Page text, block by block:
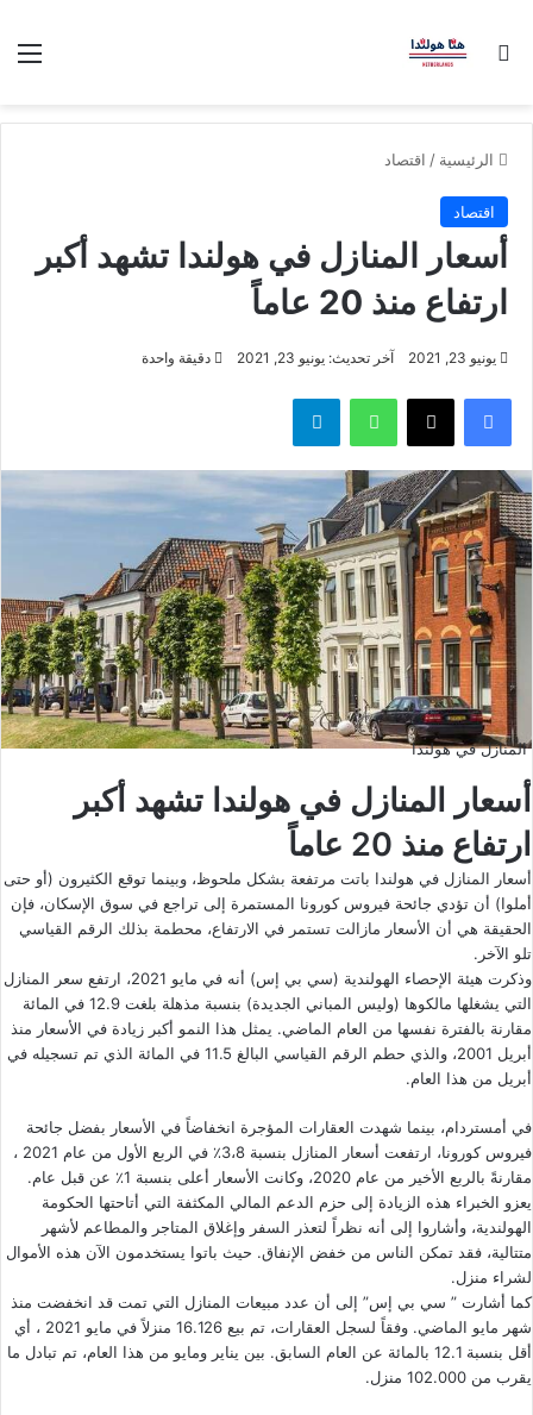
بحث عن
الرئيسية / اقتصاد
اقتصاد
أسعار المنازل في هولندا تشهد أكبر
ارتفاع منذ 20 عاماً
يونيو 23, 2021 آخر تحديث: يونيو 23, 2021 دقيقة واحدة
فيسبوك ‫X واتساب تيلقرام
المنازل في هولندا
أسعار المنازل في هولندا تشهد أكبر
ارتفاع منذ 20 عاماً
أسعار المنازل في هولندا باتت مرتفعة بشكل ملحوظ، وبينما توقع الكثيرون (أو حتى
أملوا) أن تؤدي جائحة فيروس كورونا المستمرة إلى تراجع في سوق الإسكان، فإن
الحقيقة هي أن الأسعار مازالت تستمر في الارتفاع، محطمة بذلك الرقم القياسي
تلو الآخر.
وذكرت هيئة الإحصاء الهولندية (سي بي إس) أنه في مايو 2021، ارتفع سعر المنازل
التي يشغلها مالكوها (وليس المباني الجديدة) بنسبة مذهلة بلغت 12.9 في المائة
مقارنة بالفترة نفسها من العام الماضي. يمثل هذا النمو أكبر زيادة في الأسعار منذ
أبريل 2001، والذي حطم الرقم القياسي البالغ 11.5 في المائة الذي تم تسجيله في
أبريل من هذا العام.
في أمستردام، بينما شهدت العقارات المؤجرة انخفاضاً في الأسعار بفضل جائحة
فيروس كورونا، ارتفعت أسعار المنازل بنسبة 3،8٪ في الربع الأول من عام 2021 ،
مقارنةً بالربع الأخير من عام 2020، وكانت الأسعار أعلى بنسبة 1٪ عن قبل عام.
يعزو الخبراء هذه الزيادة إلى حزم الدعم المالي المكثفة التي أتاحتها الحكومة
الهولندية، وأشاروا إلى أنه نظراً لتعذر السفر وإغلاق المتاجر والمطاعم لأشهر
متتالية، فقد تمكن الناس من خفض الإنفاق. حيث باتوا يستخدمون الآن هذه الأموال
لشراء منزل.
كما أشارت ” سي بي إس” إلى أن عدد مبيعات المنازل التي تمت قد انخفضت منذ
شهر مايو الماضي. وفقاً لسجل العقارات، تم بيع 16.126 منزلاً في مايو 2021 ، أي
أقل بنسبة 12.1 بالمائة عن العام السابق. بين يناير ومايو من هذا العام، تم تبادل ما
يقرب من 102.000 منزل.